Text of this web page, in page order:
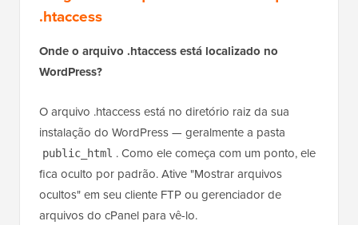
.htaccess
Onde o arquivo .htaccess está localizado no
WordPress?
O arquivo .htaccess está no diretório raiz da sua
instalação do WordPress — geralmente a pasta
public_html . Como ele começa com um ponto, ele
fica oculto por padrão. Ative "Mostrar arquivos
ocultos" em seu cliente FTP ou gerenciador de
arquivos do cPanel para vê-lo.